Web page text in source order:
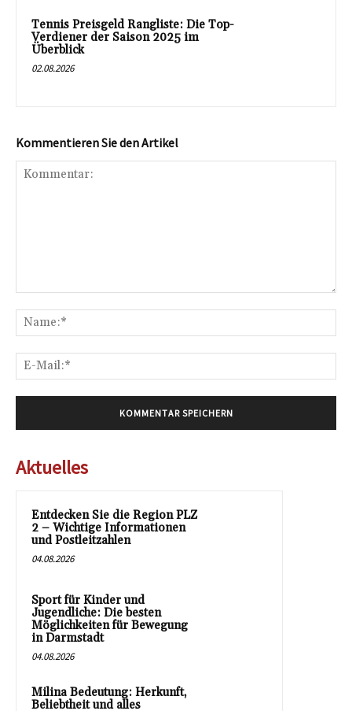
Tennis Preisgeld Rangliste: Die Top-
Verdiener der Saison 2025 im
Überblick
02.08.2026
Kommentieren Sie den Artikel
Aktuelles
Entdecken Sie die Region PLZ
2 – Wichtige Informationen
und Postleitzahlen
04.08.2026
Sport für Kinder und
Jugendliche: Die besten
Möglichkeiten für Bewegung
in Darmstadt
04.08.2026
Milina Bedeutung: Herkunft,
Beliebtheit und alles